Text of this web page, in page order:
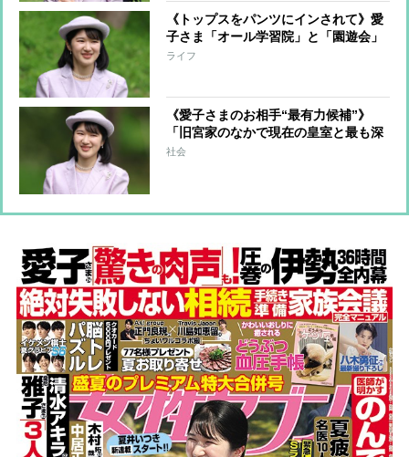
《トップスをパンツにインされて》愛
子さま「オール学習院」と「園遊会」
で魅せられた春ファッション「ラベン
ライフ
《愛子さまのお相手“最有力候補”》
「旧宮家のなかで現在の皇室と最も深
い関係」の東久邇家の“幼稚舎から慶
社会